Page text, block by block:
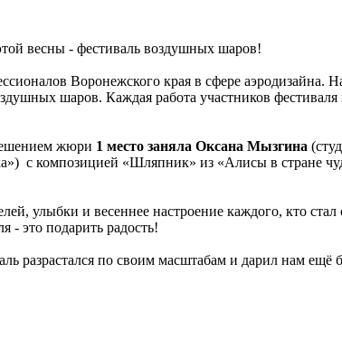
весны - фестиваль воздушных шаров!
Воронежского края в сфере аэродизайна.
шаров. Каждая работа участников фестиваля
жюри 1 место заняла Оксана Мызгина
с композицией «Шляпник» из «Алисы в стране
улыбки и весеннее настроение каждого, кто стал
- это подарить радость!
разрастался по своим масштабам и дарил нам ещё